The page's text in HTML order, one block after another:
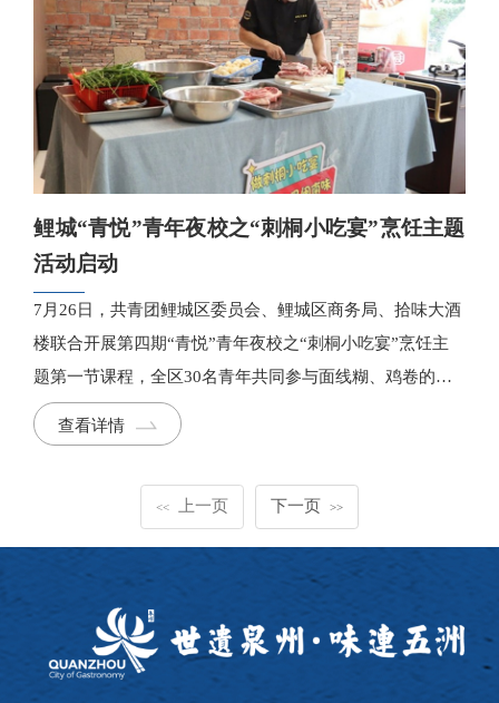
鲤城“青悦”青年夜校之“刺桐小吃宴”烹饪主题
活动启动
7月26日，共青团鲤城区委员会、鲤城区商务局、拾味大酒
楼联合开展第四期“青悦”青年夜校之“刺桐小吃宴”烹饪主
题第一节课程，全区30名青年共同参与面线糊、鸡卷的制
作。
查看详情
<< 上一页 下一页 >>